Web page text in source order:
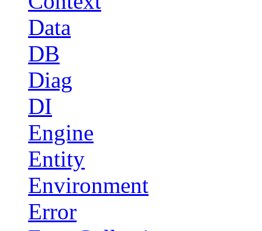
Data
DB
Diag
DI
Engine
Entity
Environment
Error